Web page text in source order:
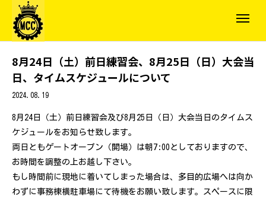
8月24日（土）前日練習会、8月25日（日）大会当
日、タイムスケジュールについて
2024.08.19
8月24日（土）前日練習会及び8月25日（日）大会当日のタイムス
ケジュールをお知らせ致します。
両日ともゲートオープン（開場）は朝7:00としておりますので、
お時間を調整の上お越し下さい。
もし時間前に現地に着いてしまった場合は、多目的広場へは向か
わずに事務棟横駐車場にて待機をお願い致します。スペースに限